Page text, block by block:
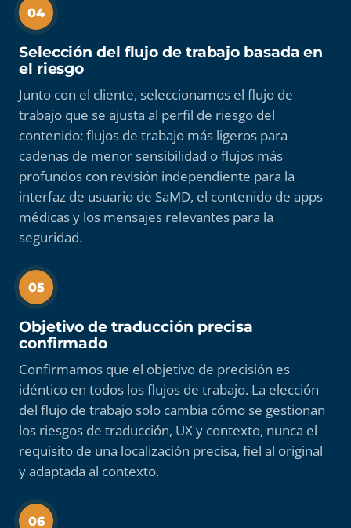
04
Selección del flujo de trabajo basada en
el riesgo
Junto con el cliente, seleccionamos el flujo de
trabajo que se ajusta al perfil de riesgo del
contenido: flujos de trabajo más ligeros para
cadenas de menor sensibilidad o flujos más
profundos con revisión independiente para la
interfaz de usuario de SaMD, el contenido de apps
médicas y los mensajes relevantes para la
seguridad.
05
Objetivo de traducción precisa
confirmado
Confirmamos que el objetivo de precisión es
idéntico en todos los flujos de trabajo. La elección
del flujo de trabajo solo cambia cómo se gestionan
los riesgos de traducción, UX y contexto, nunca el
requisito de una localización precisa, fiel al original
y adaptada al contexto.
06